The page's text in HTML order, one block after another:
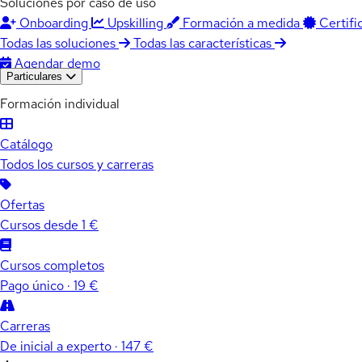
Onboarding
Upskilling Formación a medida
Todas las soluciones
Todas las características
Agendar demo
Particulares
Formación individual
Catálogo
Todos los cursos y carreras
Ofertas
Cursos desde 1 €
Cursos completos
Pago único · 19 €
Carreras
De inicial a experto · 147 €